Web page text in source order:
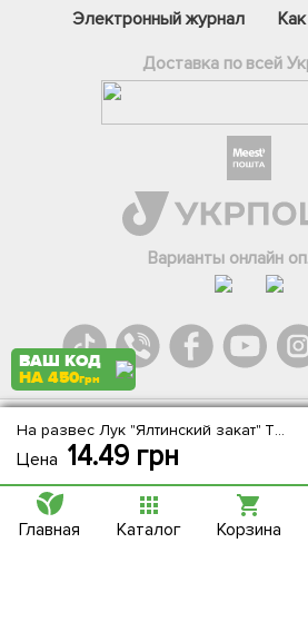
На развес Лук "Ялтинский закат" ТМ "Весна" цена за 1,5г
Цена 14.49грн
Электронный журнал
Доставка по всей
Варианты онлайн
Agromarket.Copyright © 2013-2026.
ВАШ КОД
НА 450грн
Главная Каталог Корзина